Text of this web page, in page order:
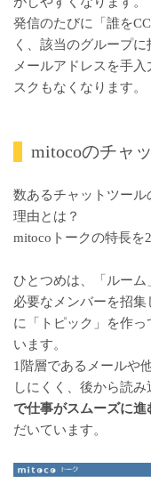
発信のたびに「誰を
く、該当のグループに
メールアドレスを手
スクもなくなります。
mitocoのチャ
数あるチャットツー
理由とは？
mitocoトークの特長を
ひとつめは、「ルーム
必要なメンバーを招
に「トピック」を作
います。
1階層であるメールや
しにくく、後から読み
で仕事がスムーズに進
だいています。